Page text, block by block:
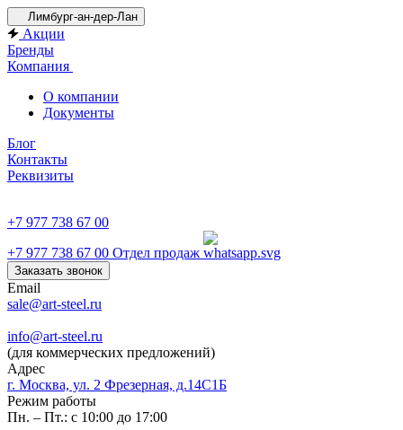
Лимбург-ан-дер-Лан
Акции
Бренды
Компания
О компании
Документы
Блог
Контакты
Реквизиты
+7 977 738 67 00
+7 977 738 67 00 Отдел продаж
Заказать звонок
Email
sale@art-steel.ru
info@art-steel.ru
(для коммерческих предложений)
Адрес
г. Москва, ул. 2 Фрезерная, д.14С1Б
Режим работы
Пн. – Пт.: с 10:00 до 17:00